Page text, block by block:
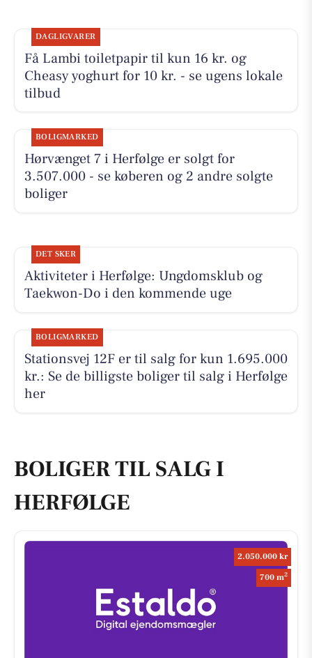
DAGLIGVARER
Få Lambi toiletpapir til kun 16 kr. og
Cheasy yoghurt for 10 kr. - se ugens lokale
tilbud
BOLIGMARKED
Hørvænget 7 i Herfølge er solgt for
3.507.000 - se køberen og 2 andre solgte
boliger
DET SKER
Aktiviteter i Herfølge: Ungdomsklub og
Taekwon-Do i den kommende uge
BOLIGMARKED
Stationsvej 12F er til salg for kun 1.695.000
kr.: Se de billigste boliger til salg i Herfølge
her
BOLIGER TIL SALG I
HERFØLGE
2.050.000 kr
700 m2